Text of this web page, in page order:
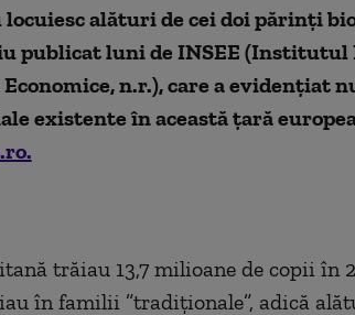
locuiesc alături de cei doi părinţi
publicat luni de INSEE (Institutul
n.r.), care a evidenţiat
existente în această ţară
trăiau 13,7 milioane de copii în
în familii ”tradiţionale”, adică